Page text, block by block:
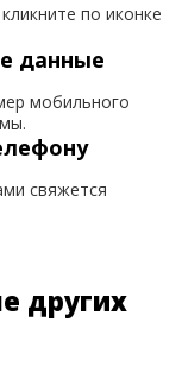
по иконке
данные
мобильного
свяжется
других